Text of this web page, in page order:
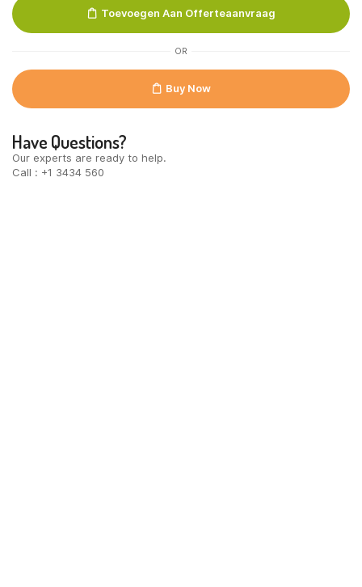
Galbani
500
Toevoegen Aan Offerteaanvraag
OR
Buy Now
Have Questions?
Our experts are ready to help.
Call : +1 3434 560